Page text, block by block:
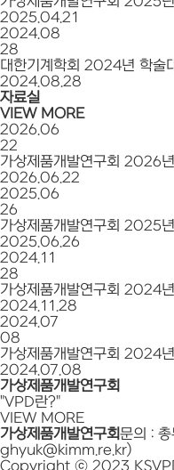
2025.04.21
2024.08
28
대한기계학회 2024년 학술
2024.08.28
자료실
VIEW MORE
2026.06
22
가상제품개발연구회 2026
2026.06.22
2025.06
26
가상제품개발연구회 2025
2025.06.26
2024.11
28
가상제품개발연구회 2024
2024.11.28
2024.07
08
가상제품개발연구회 2024
2024.07.08
가상제품개발연구회
"VPD란?"
VIEW MORE
가상제품개발연구회문의 :
ghyuk@kimm.re.kr)
Copyright ⓒ 2023